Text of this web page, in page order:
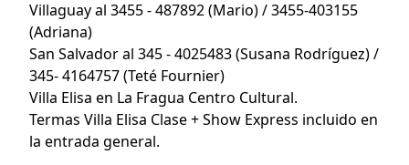
Villaguay al 3455 - 487892 (Mario) / 3455-403155
(Adriana)
San Salvador al 345 - 4025483 (Susana Rodríguez) /
345- 4164757 (Teté Fournier)
Villa Elisa en La Fragua Centro Cultural.
Termas Villa Elisa Clase + Show Express incluido en
la entrada general.